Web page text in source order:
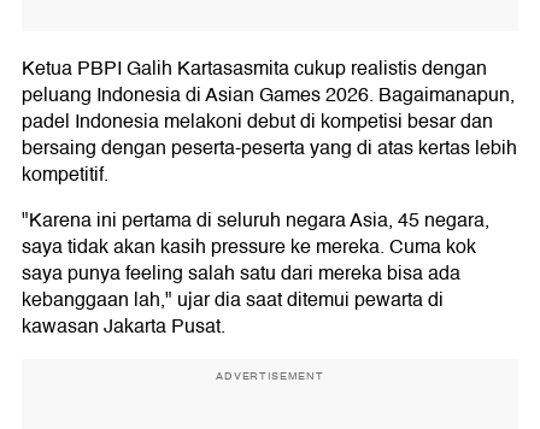
Ketua PBPI Galih Kartasasmita cukup realistis dengan
peluang Indonesia di Asian Games 2026. Bagaimanapun,
padel Indonesia melakoni debut di kompetisi besar dan
bersaing dengan peserta-peserta yang di atas kertas lebih
kompetitif.
"Karena ini pertama di seluruh negara Asia, 45 negara,
saya tidak akan kasih pressure ke mereka. Cuma kok
saya punya feeling salah satu dari mereka bisa ada
kebanggaan lah," ujar dia saat ditemui pewarta di
kawasan Jakarta Pusat.
ADVERTISEMENT